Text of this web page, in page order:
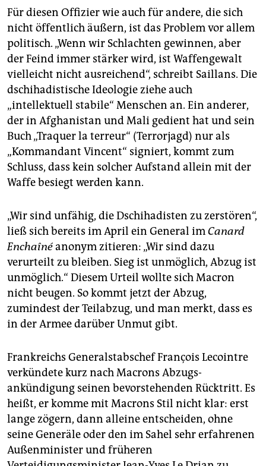
Für diesen Offizier wie auch für andere, die sich
nicht öffentlich äußern, ist das Problem vor allem
politisch. „Wenn wir Schlachten gewinnen, aber
der Feind immer stärker wird, ist Waffengewalt
vielleicht nicht ausreichend“, schreibt Saillans. Die
dschihadistische Ideologie ziehe auch
„intellektuell stabile“ Menschen an. Ein anderer,
der in Afghanistan und Mali gedient hat und sein
Buch „Traquer la terreur“ (Terrorjagd) nur als
„Kommandant Vincent“ signiert, kommt zum
Schluss, dass kein solcher Aufstand allein mit der
Waffe besiegt werden kann.
„Wir sind unfähig, die Dschihadisten zu zerstören“,
ließ sich bereits im April ein General imCanard
Enchaînéanonym zitieren: „Wir sind dazu
verurteilt zu bleiben. Sieg ist unmöglich, Abzug ist
unmöglich.“ Diesem Urteil wollte sich Macron
nicht beugen. So kommt jetzt der Abzug,
zumindest der Teilabzug, und man merkt, dass es
in der Armee darüber Unmut gibt.
Frankreichs Generalstabschef François Lecointre
verkündete kurz nach Macrons Abzugs­
ankündigung seinen bevorstehenden Rücktritt. Es
heißt, er komme mit Macrons Stil nicht klar: erst
lange zögern, dann alleine entscheiden, ohne
seine Generäle oder den im Sahel sehr erfahrenen
Außenminister und früheren